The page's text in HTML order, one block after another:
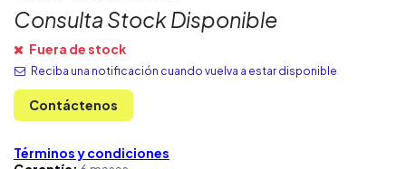
Consulta Stock Disponible
Fuera de stock
Reciba una notificación cuando vuelva a estar disponible
Contáctenos
Términos y condiciones